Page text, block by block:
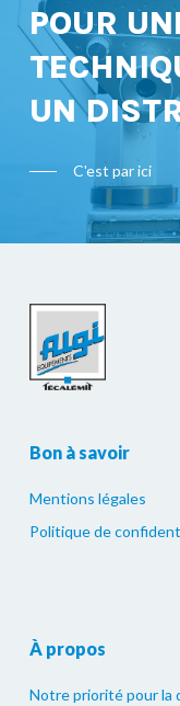
POUR
UN
C'est par ici
Bon à savoir
Mentions légales
Politique de
À propos
Notre priorité pour la